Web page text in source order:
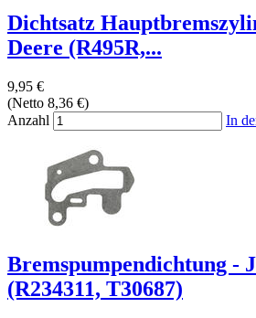
Dichtsatz
Deere (R495R,...
9,95 €
(Netto 8,36 €)
Anzahl
In
Bremspumpendichtung -
(R234311, T30687)